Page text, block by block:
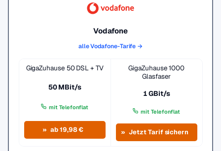
Vodafone
alle Vodafone-Tarife →
GigaZuhause 50 DSL + TV
50 MBit/s
mit Telefonflat
ab 19,98 €
GigaZuhause 1000
Glasfaser
1 GBit/s
mit Telefonflat
Jetzt Tarif sichern